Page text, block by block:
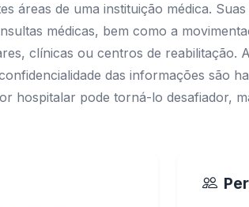
áreas de uma instituição médica.
médicas, bem como a
clínicas ou centros de reabilitação.
das informações são
hospitalar pode torná-lo desafiador,